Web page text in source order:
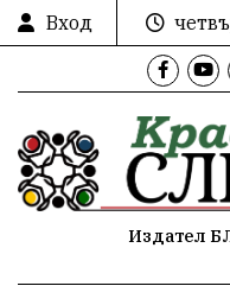
Вход
Издател